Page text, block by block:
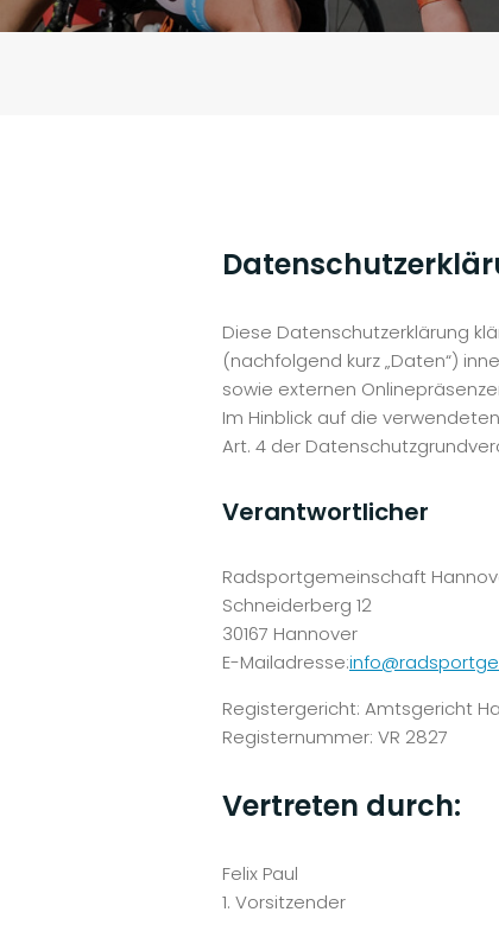
Diese Datenschutzerklärung
(nachfolgend kurz „Daten“)
sowie externen
Im Hinblick auf die
Art. 4 der
Verantwortlicher
Radsportgemeinschaft
Schneiderberg 12
30167 Hannover
E-Mailadresse:
Registergericht: Amtsgericht
Registernummer: VR 2827
Vertreten durch:
Felix Paul
1. Vorsitzender